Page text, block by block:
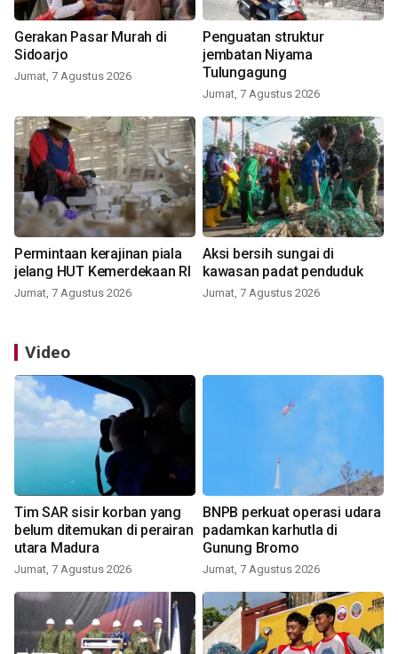
Gerakan Pasar Murah di
Sidoarjo
Jumat, 7 Agustus 2026
Penguatan struktur
jembatan Niyama
Tulungagung
Jumat, 7 Agustus 2026
Permintaan kerajinan piala
jelang HUT Kemerdekaan RI
Jumat, 7 Agustus 2026
Aksi bersih sungai di
kawasan padat penduduk
Jumat, 7 Agustus 2026
Video
Tim SAR sisir korban yang
belum ditemukan di perairan
utara Madura
Jumat, 7 Agustus 2026
BNPB perkuat operasi udara
padamkan karhutla di
Gunung Bromo
Jumat, 7 Agustus 2026